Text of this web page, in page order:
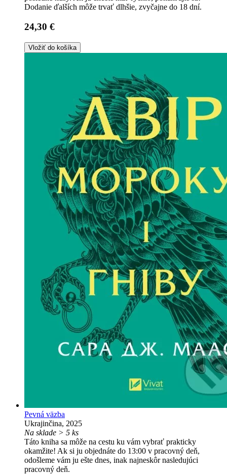
Dodanie ďalších môže trvať dlhšie, zvyčajne do 18 dní.
24,30 €
Vložiť do košíka
Pevná väzba
Ukrajinčina, 2025
Na sklade > 5 ks
Táto kniha sa môže na cestu ku vám vybrať prakticky
okamžite! Ak si ju objednáte do 13:00 v pracovný deň,
odošleme vám ju ešte dnes, inak najneskôr nasledujúci
pracovný deň.